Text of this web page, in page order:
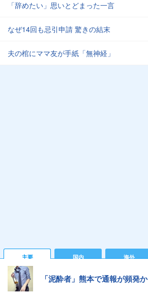
「辞めたい」思いとどまった一言
なぜ14回も忌引申請 驚きの結末
夫の棺にママ友が手紙「無神経」
主要 国内 海外
「泥酔者」熊本で通報が頻発か